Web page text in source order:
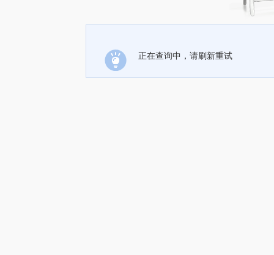
正在查询中，请刷新重试